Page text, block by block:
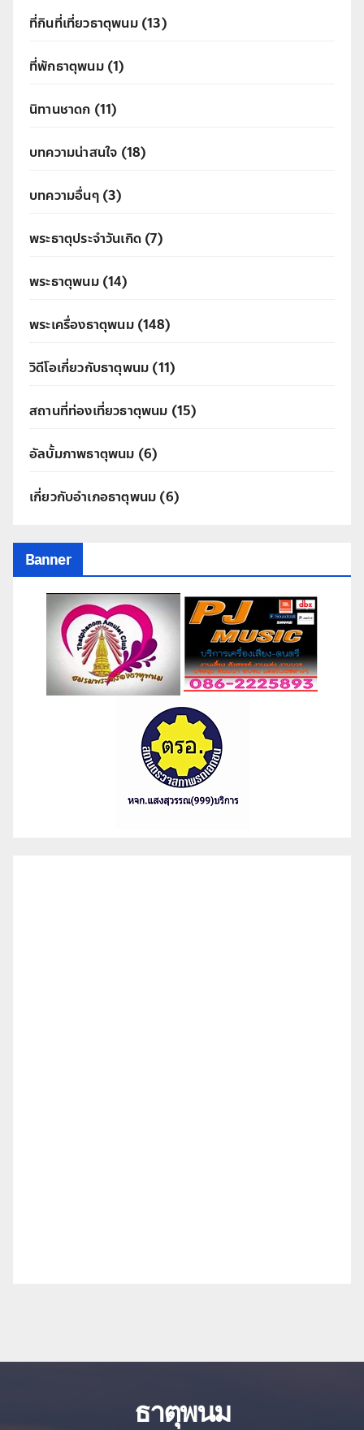
ที่กินที่เที่ยวธาตุพนม(13)
ที่พักธาตุพนม(1)
นิทานชาดก (11)
บทความน่าสนใจ (18)
บทความอื่นๆ(3)
พระธาตุประจำวันเกิด (7)
พระธาตุพนม(14)
พระเครื่องธาตุพนม(148)
วิดีโอเกี่ยวกับธาตุพนม (11)
สถานที่ท่องเที่ยวธาตุพนม (15)
อัลบั้มภาพธาตุพนม (6)
เกี่ยวกับอำเภอธาตุพนม (6)
Banner
ธาตุพนม